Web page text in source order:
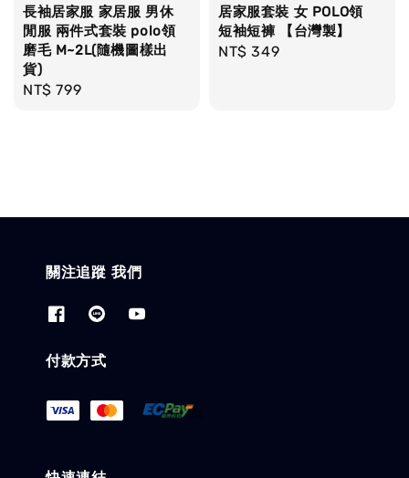
長袖居家服 家居服 男休
閒服 兩件式套裝 polo領
磨毛 M~2L(隨機圖樣出
貨)
Regular
NT$ 799
居家服套裝 女 POLO領
短袖短褲 【台灣製】
Regular
NT$ 349
關注追蹤 我們
付款方式